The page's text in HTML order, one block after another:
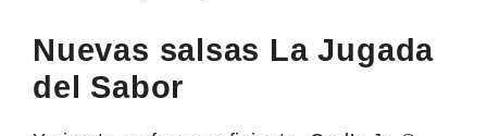
Nuevas salsas La Jugada
del Sabor